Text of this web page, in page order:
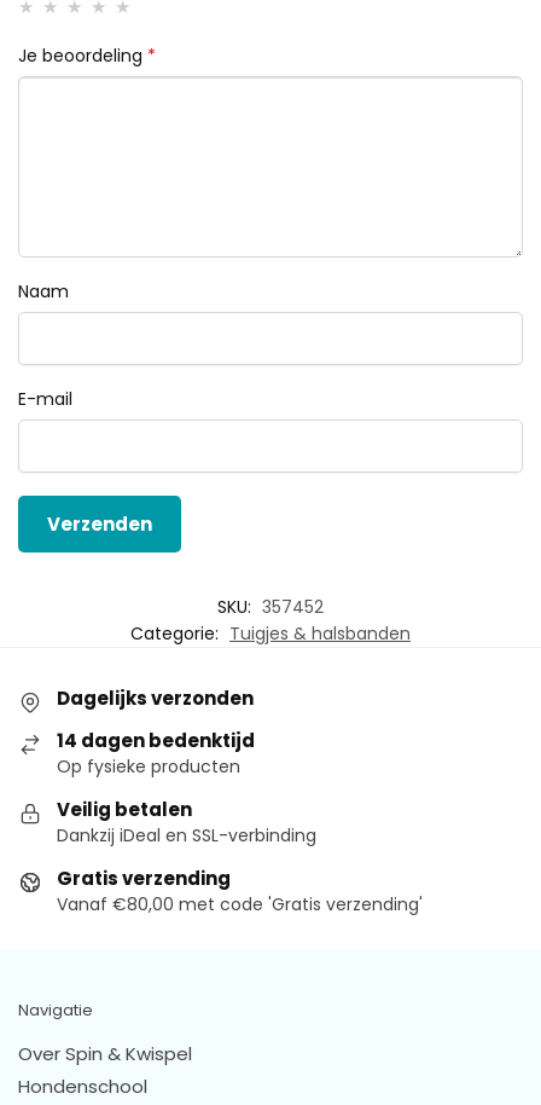
Je beoordeling *
Naam
E-mail
SKU: 357452
Categorie: Tuigjes & halsbanden
Dagelijks verzonden
14 dagen bedenktijd
Op fysieke producten
Veilig betalen
Dankzij iDeal en SSL-verbinding
Gratis verzending
Vanaf €80,00 met code 'Gratis verzending'
Navigatie
Over Spin & Kwispel
Hondenschool